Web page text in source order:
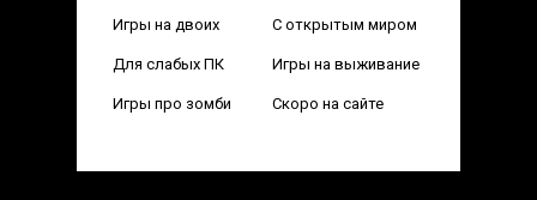
Игры на двоих С открытым миром
Для слабых ПК Игры на выживание
Игры про зомби Скоро на сайте